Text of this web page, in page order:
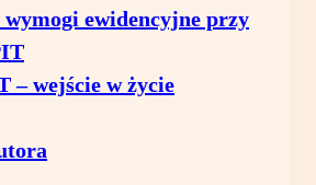
wymogi ewidencyjne przy
– wejście w życie